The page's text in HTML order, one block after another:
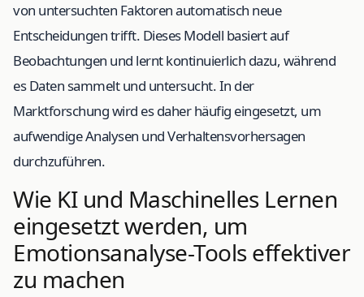
von untersuchten Faktoren automatisch neue
Entscheidungen trifft. Dieses Modell basiert auf
Beobachtungen und lernt kontinuierlich dazu, während
es Daten sammelt und untersucht. In der
Marktforschung wird es daher häufig eingesetzt, um
aufwendige Analysen und Verhaltensvorhersagen
durchzuführen.
Wie KI und Maschinelles Lernen
eingesetzt werden, um
Emotionsanalyse-Tools effektiver
zu machen